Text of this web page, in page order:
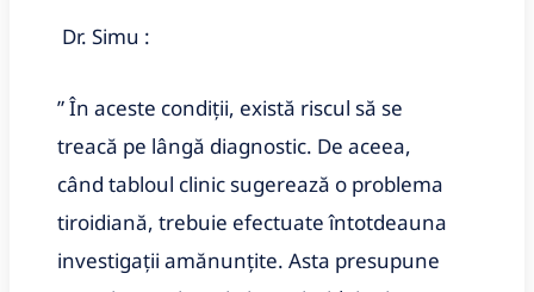
Dr. Simu :
” În aceste condiții, există riscul să se
treacă pe lângă diagnostic. De aceea,
când tabloul clinic sugerează o problema
tiroidiană, trebuie efectuate întotdeauna
investigații amănunțite. Asta presupune